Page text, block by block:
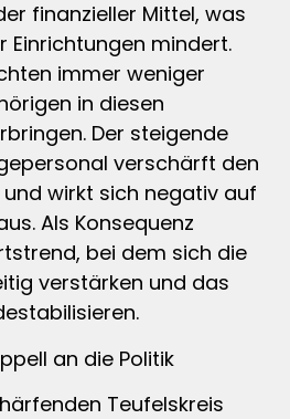
finanzieller Mittel, was
Einrichtungen mindert.
immer weniger
in diesen
Der steigende
verschärft den
wirkt sich negativ auf
Als Konsequenz
bei dem sich die
verstärken und das
an die Politik
Teufelskreis